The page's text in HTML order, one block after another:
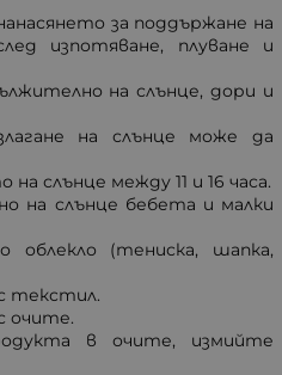
за поддържане на
изпотяване, плуване и
на слънце, дори и
на слънце може да
слънце между 11 и 16 часа.
на слънце бебета и малки
облекло (тениска, шапка,
текстил.
очите.
в очите, измийте